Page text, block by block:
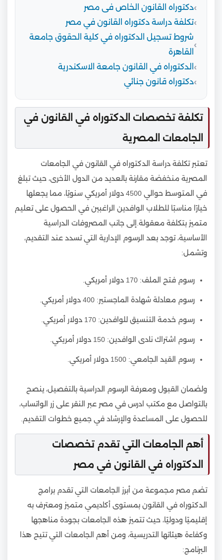
دكتوراه القانون الخاص فى مصر
تكلفة دراسة دكتوراه القانون في مصر
شروط تسجيل الدكتوراه في كلية الحقوق جامعة
القاهرة
الدكتوراه في القانون جامعة الاسكندرية
دكتوراه قانون جنائي
تكلفة تخصصات الدكتوراه في القانون في
الجامعات المصرية
تعتبر تكلفة دراسة الدكتوراه في القانون في الجامعات
المصرية منخفضة مقارنة بالعديد من الدول الأخرى، حيث تبلغ
في المتوسط حوالي 4500 دولار أمريكي سنويًا، مما يجعلها
خيارًا مناسبًا للطلاب الوافدين الراغبين في الحصول على تعليم
متميز بتكلفة معقولة.إلى جانب المصروفات الدراسية
الأساسية، توجد بعد الرسوم الإدارية التي تسدد عند التقديم،
وتشمل:
رسوم فتح الملف: 170 دولار أمريكي.
رسوم معادلة شهادة الماجستير: 400 دولار أمريكي.
رسوم خدمة التنسيق للوافدين: 170 دولار أمريكي.
رسوم اشتراك نادى الوافدين: 150 دولار أمريكي.
رسوم القيد الجامعي: 1500 دولار أمريكي.
ولضمان القبول ومعرفة الرسوم الدراسية بالتفصيل، ينصح
بالتواصل مع مكتب ادرس في مصر عبر النقر على زر الواتساب،
للحصول على المساعدة والإرشاد في جميع خطوات التقديم.
أهم الجامعات التي تقدم تخصصات
الدكتوراه في القانون في مصر
تضم مصر مجموعة من أبرز الجامعات التي تقدم برامج
الدكتوراه في القانون بمستوى أكاديمي متميز ومعترف به
إقليميًا ودوليًا، حيث تتميز هذه الجامعات بجودة مناهجها
وكفاءة هيئاتها التدريسية، ومن أهم الجامعات التي تتيح هذا
البرنامج: